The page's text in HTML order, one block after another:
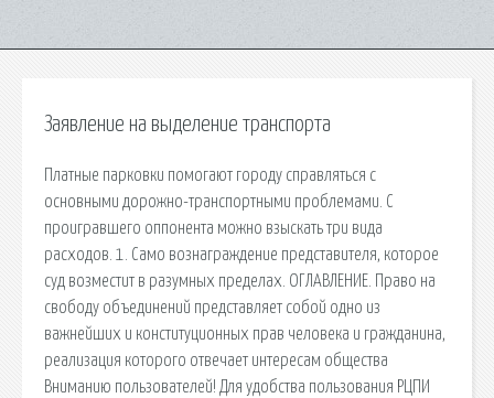
Заявление на выделение транспорта
Платные парковки помогают городу справляться с
основными дорожно-транспортными проблемами. С
проигравшего оппонента можно взыскать три вида
расходов. 1. Само вознаграждение представителя, которое
суд возместит в разумных пределах. ОГЛАВЛЕНИЕ. Право на
свободу объединений представляет собой одно из
важнейших и конституционных прав человека и гражданина,
реализация которого отвечает интересам общества
Вниманию пользователей! Для удобства пользования РЦПИ